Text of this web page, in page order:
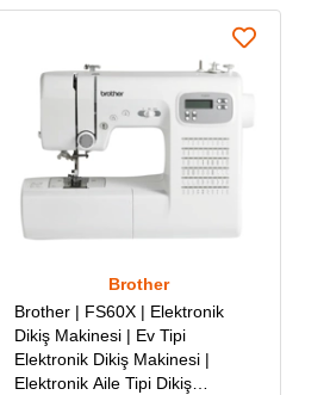
Brother
Brother | FS60X | Elektronik
Dikiş Makinesi | Ev Tipi
Elektronik Dikiş Makinesi |
Elektronik Aile Tipi Dikiş